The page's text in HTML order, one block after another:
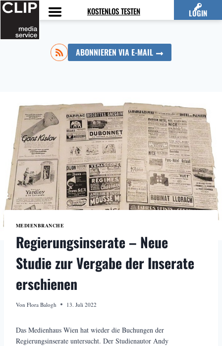
Zum
Inhalt
springen
KOSTENLOS TESTEN LOGIN
ABONNIEREN VIA E-MAIL
MEDIENBRANCHE
Regierungsinserate – Neue
Studie zur Vergabe der Inserate
erschienen
Von Flora Balogh 13. Juli 2022
Das Medienhaus Wien hat wieder die Buchungen der
Regierungsinserate untersucht. Der Studienautor Andy